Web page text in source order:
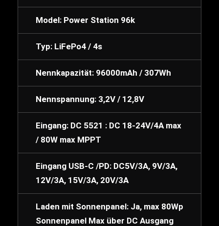
Model: Power Station 96k
Typ: LiFePo4 / 4s
Nennkapazität: 96000mAh / 307Wh
Nennspannung: 3,2V / 12,8V
Eingang: DC 5521 : DC 18-24V/4A max
/ 80W max MPPT
Eingang USB-C /PD: DC5V/3A, 9V/3A,
12V/3A, 15V/3A, 20V/3A
Laden mit Sonnenpanel: Ja, max 80Wp
Sonnenpanel Max über DC Ausgang